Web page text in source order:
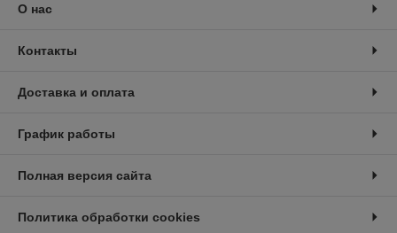
О нас
Контакты
Доставка и оплата
График работы
Полная версия сайта
Политика обработки cookies